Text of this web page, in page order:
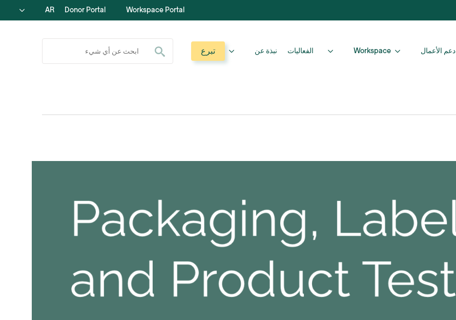
Workspace Portal
Donor Portal
AR
دعم الأعمال Workspace الفعاليات نبذة عن تبرع
ابحث عن: